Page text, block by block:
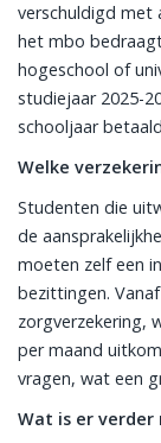
verschuldigd met
het mbo
hogeschool of
studiejaar 2025-
schooljaar
Welke
Studenten die
de
moeten zelf een
bezittingen.
zorgverzekering,
per maand
vragen, wat een
Wat is er verder